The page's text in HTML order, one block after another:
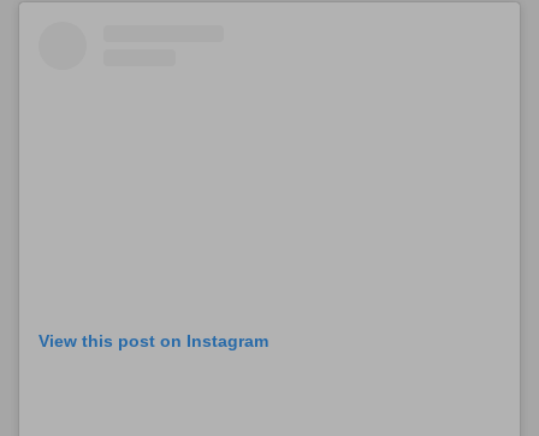
View this post on Instagram